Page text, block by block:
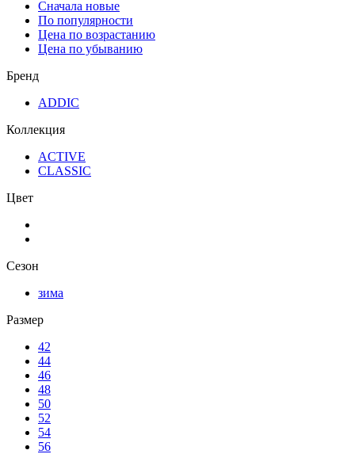
Сначала новые
По популярности
Цена по возрастанию
Цена по убыванию
Бренд
ADDIC
Коллекция
ACTIVE
CLASSIC
Цвет
Сезон
зима
Размер
42
44
46
48
50
52
54
56